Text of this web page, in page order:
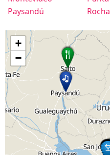
Paysandú
Rocha
+
−